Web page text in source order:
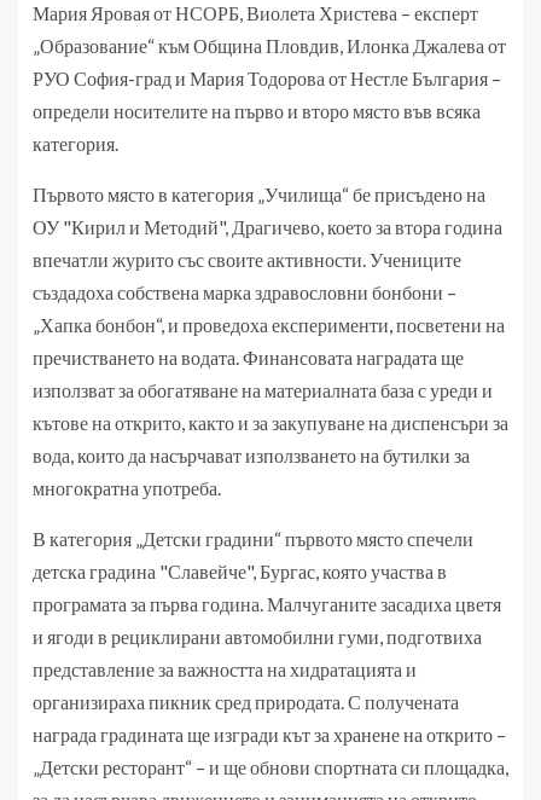
Мария Яровая от НСОРБ, Виолета Христева – експерт
„Образование“ към Община Пловдив, Илонка Джалева от
РУО София-град и Мария Тодорова от Нестле България –
определи носителите на първо и второ място във всяка
категория.
Първото място в категория „Училища“ бе присъдено на
ОУ "Кирил и Методий", Драгичево, което за втора година
впечатли журито със своите активности. Учениците
създадоха собствена марка здравословни бонбони –
„Хапка бонбон“, и проведоха експерименти, посветени на
пречистването на водата. Финансовата наградата ще
използват за обогатяване на материалната база с уреди и
кътове на открито, както и за закупуване на диспенсъри за
вода, които да насърчават използването на бутилки за
многократна употреба.
В категория „Детски градини“ първото място спечели
детска градина "Славейче", Бургас, която участва в
програмата за първа година. Малчуганите засадиха цветя
и ягоди в рециклирани автомобилни гуми, подготвиха
представление за важността на хидратацията и
организираха пикник сред природата. С получената
награда градината ще изгради кът за хранене на открито –
„Детски ресторант“ – и ще обнови спортната си площадка,